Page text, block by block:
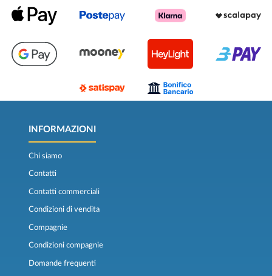
INFORMAZIONI
Chi siamo
Contatti
Contatti commerciali
Condizioni di vendita
Compagnie
Condizioni compagnie
Domande frequenti